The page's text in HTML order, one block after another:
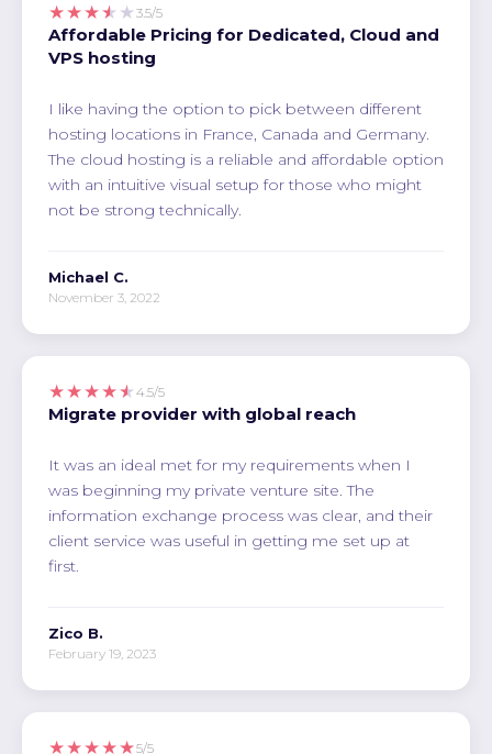
★★★★★ 3.5/5
Affordable Pricing for Dedicated, Cloud and
VPS hosting
I like having the option to pick between different
hosting locations in France, Canada and Germany.
The cloud hosting is a reliable and affordable option
with an intuitive visual setup for those who might
not be strong technically.
Michael C.
November 3, 2022
★★★★★ 4.5/5
Migrate provider with global reach
It was an ideal met for my requirements when I
was beginning my private venture site. The
information exchange process was clear, and their
client service was useful in getting me set up at
first.
Zico B.
February 19, 2023
★★★★★5/5